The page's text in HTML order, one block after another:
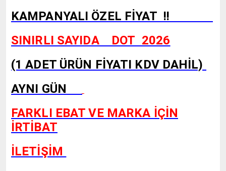
KAMPANYALI ÖZEL FİYAT !!
SINIRLI SAYIDA DOT 2026
(1 ADET ÜRÜN FİYATI KDV DAHİL)
AYNI GÜN
FARKLI EBAT VE MARKA İÇİN
İRTİBAT
İLETİŞİM